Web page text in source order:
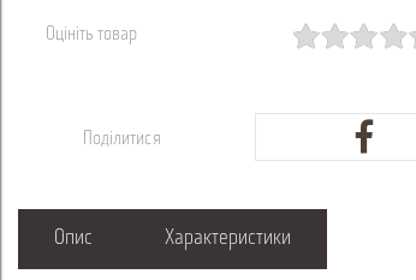
Оцініть товар
Поділитися
Опис Характеристики